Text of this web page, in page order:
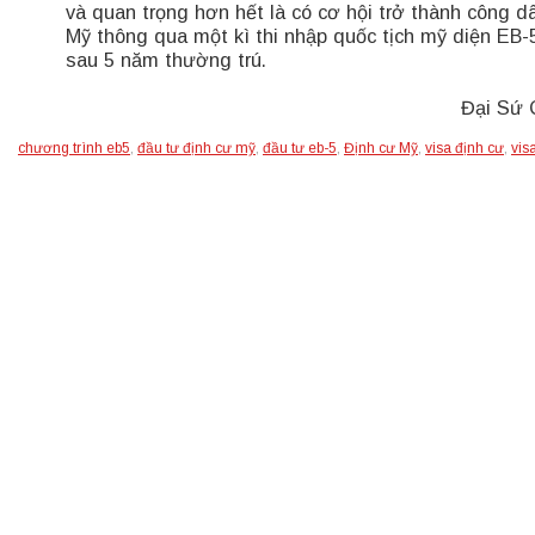
và quan trọng hơn hết là có cơ hội trở thành công
Mỹ thông qua một kì thi nhập quốc tịch mỹ diện EB-
sau 5 năm thường trú.
Đại Sứ
chương trình eb5, đầu tư định cư mỹ, đầu tư eb-5, Định cư Mỹ, visa định cư,